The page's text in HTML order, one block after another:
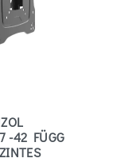
-42 FÜGG